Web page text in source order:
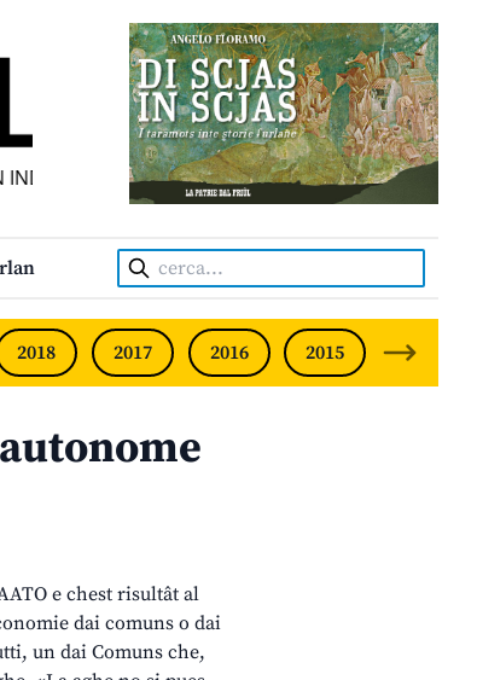
• INDEPENDENT FRIULIAN MONTHLY
Cerca:
2018 2017 2016 2015 2014
e chest risultât al
dai comuns o dai
un dai Comuns che,